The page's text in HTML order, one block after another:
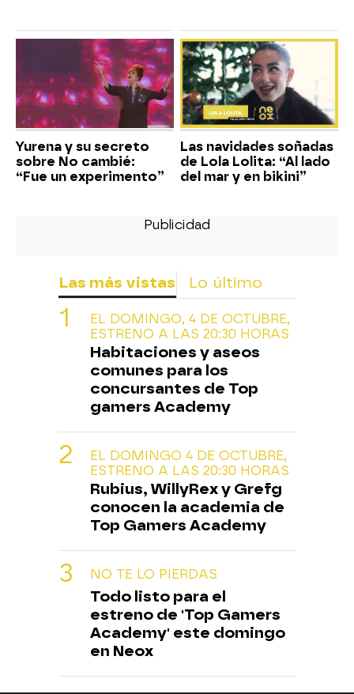
Yurena y su secreto
sobre No cambié:
“Fue un experimento”
Las navidades soñadas
de Lola Lolita: “Al lado
del mar y en bikini”
Las más vistas Lo último
EL DOMINGO, 4 DE OCTUBRE,
ESTRENO A LAS 20:30 HORAS
Habitaciones y aseos
comunes para los
concursantes de Top
gamers Academy
EL DOMINGO 4 DE OCTUBRE,
ESTRENO A LAS 20:30 HORAS
Rubius, WillyRex y Grefg
conocen la academia de
Top Gamers Academy
NO TE LO PIERDAS
Todo listo para el
estreno de 'Top Gamers
Academy' este domingo
en Neox